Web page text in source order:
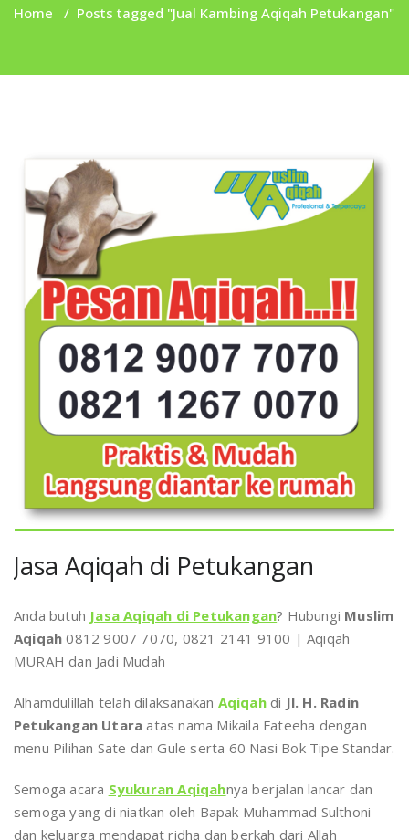
Home / Posts tagged "Jual Kambing Aqiqah Petukangan"
Jasa Aqiqah di Petukangan
Anda butuh Jasa Aqiqah di Petukangan? Hubungi Muslim
Aqiqah 0812 9007 7070, 0821 2141 9100 | Aqiqah
MURAH dan Jadi Mudah
Alhamdulillah telah dilaksanakan Aqiqahdi Jl. H. Radin
Petukangan Utara atas nama Mikaila Fateeha dengan
menu Pilihan Sate dan Gule serta 60 Nasi Bok Tipe Standar.
Semoga acara Syukuran Aqiqahnya berjalan lancar dan
semoga yang di niatkan oleh Bapak Muhammad Sulthoni
dan keluarga mendapat ridha dan berkah dari Allah